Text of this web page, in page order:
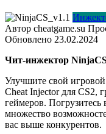
Автор cheatgame.su
Обновлено 23.02.2024
Чит-инжектор NinjaCS
Улучшите свой
Cheat Injector для CS2,
геймеров.
множество
вас выше конкурентов.